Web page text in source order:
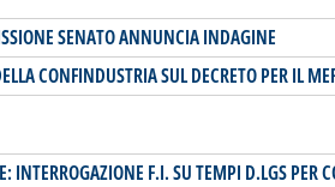
SENATO ANNUNCIA INDAGINE
CONFINDUSTRIA SUL DECRETO PER IL
INTERROGAZIONE F.I. SU TEMPI D.LGS PER